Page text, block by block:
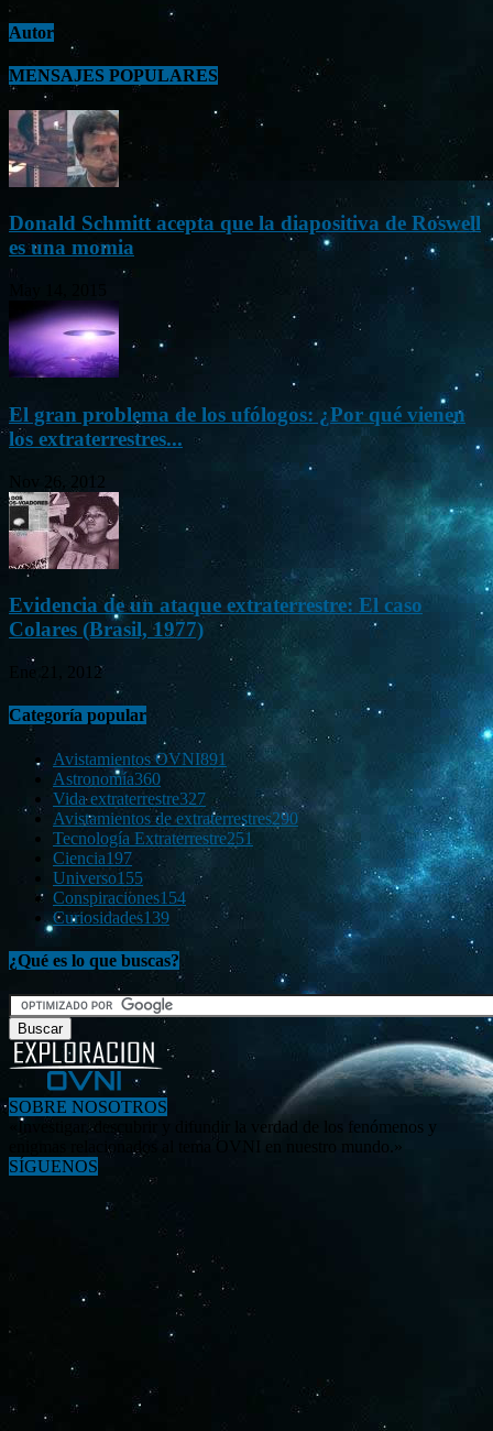
Autor
MENSAJES POPULARES
Donald Schmitt acepta que la diapositiva de Roswell
es una momia
El gran problema de los ufólogos: ¿Por qué vienen
los extraterrestres...
Nov 26, 2012
Evidencia de un ataque extraterrestre: El caso
Colares (Brasil, 1977)
Ene 21, 2012
Categoría popular
Avistamientos OVNI891
Astronomía360
Vida extraterrestre327
Avistamientos de extraterrestres290
Tecnología Extraterrestre251
Ciencia197
Universo155
Conspiraciones154
Curiosidades139
¿Qué es lo que buscas?
SOBRE NOSOTROS
«Investigar, descubrir y difundir la verdad de los fenómenos y
enigmas relacionados al tema OVNI en nuestro mundo.»
SÍGUENOS